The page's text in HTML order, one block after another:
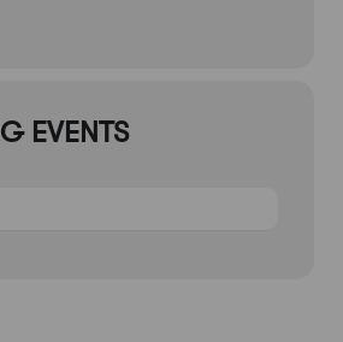
EVENTS